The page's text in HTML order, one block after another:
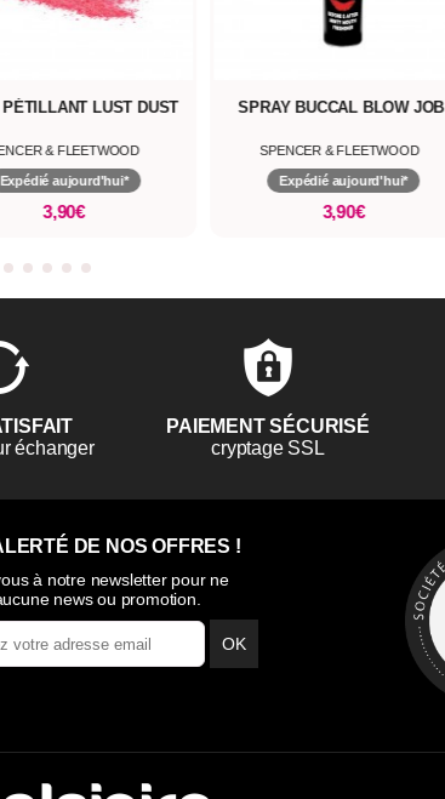
PÉTILLANT LUST DUST
& FLEETWOOD
Expédié aujourd'hui*
3,90€
SPRAY BUCCAL BLOW JOB
SPENCER & FLEETWOOD
Expédié aujourd'hui*
3,90€
échanger
PAIEMENT SÉCURISÉ
cryptage SSL
DE NOS OFFRES !
à notre newsletter pour ne
news ou promotion.
OK